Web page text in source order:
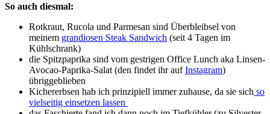
So auch diesmal:
Rotkraut, Rucola und Parmesan sind Überbleibsel von
meinem grandiosen Steak Sandwich (seit 4 Tagen im
Kühlschrank)
die Spitzpaprika sind vom gestrigen Office Lunch aka Linsen-
Avocao-Paprika-Salat (den findet ihr aufInstagram)
übriggeblieben
Kichererbsen hab ich prinzipiell immer zuhause, da sie sich so
vielseitig einsetzen lassen